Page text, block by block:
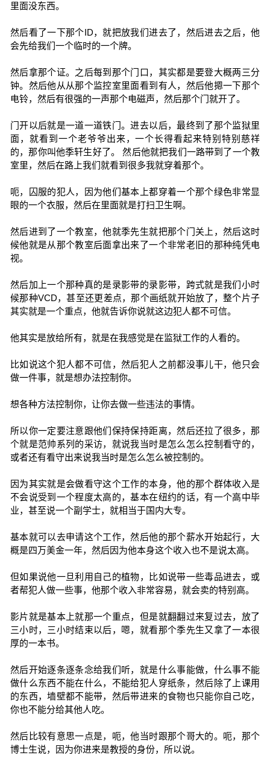
里面没东西。
然后看了一下那个ID，就把放我们进去了，然后进去之后，他
会先给我们一个临时的一个牌。
然后拿那个证。之后每到那个门口，其实都是要登大概两三分
钟。然后他从从那个监控室里面看到有人，然后他摁一下那个
电铃，然后有很强的一声那个电磁声，然后那个门就开了。
门开以后就是一道一道铁门。进去以后，最终到了那个监狱里
面，就看到一个老爷爷出来，一个长得看起来特别特别慈祥
的，那你叫他季轩生好了。 然后他就把我们一路带到了一个教
室里，然后在路上我们就看到很多我就穿着那个。
呃，囚服的犯人，因为他们基本上都穿着一个那个绿色非常显
眼的一个衣服，然后在里面就是打扫卫生啊。
然后进到了一个教室，他就季先生就把那个门关上，然后这时
候他就是从那个教室后面拿出来了一个非常老旧的那种纯凭电
视。
然后加上一个那种真的是录影带的录影带，跨式就是我们小时
候那种VCD，甚至还更差点，那个画纸就开始放了，整个片子
其实就是一个重点，他就告诉你说就这边犯人都不可信。
他其实是放给所有，就是在我感觉是在监狱工作的人看的。
比如说这个犯人都不可信，然后犯人之前都没事儿干，他只会
做一件事，就是想办法控制你。
想各种方法控制你，让你去做一些违法的事情。
所以你一定要注意跟他们保持保持距离，然后还拉了很多，那
个就是范帅系列的采访，就说我当时是怎么怎么控制看守的，
或者还有看守出来说我当时是怎么怎么被控制的。
因为其实就是会做看守这个工作的本身，他的那个群体收入是
不会说受到一个程度太高的，基本在纽约的话，有一个高中毕
业，甚至说一个副学士，就相当于国内大专。
基本就可以去申请这个工作，然后他的那个薪水开始起行，大
概是四万美金一年，然后因为他本身这个收入也不是说太高。
但如果说他一旦利用自己的植物，比如说带一些毒品进去，或
者帮犯人做一些事，他那个收入非常容易，就会卖的特别高。
影片就是基本上就那一个重点，但是就翻翻过来复过去，放了
三小时，三小时结束以后，嗯，就看那个季先生又拿了一本很
厚的一本书。
然后开始逐条逐条念给我们听，就是什么事能做，什么事不能
做什么东西不能在什么，不能给犯人穿纸条，然后除了上课用
的东西，墙壁都不能带，然后带进来的食物也只能你自己吃，
你也不能分给其他人吃。
然后比较有意思一点是，呃，他当时跟那个哥大的。呃，那个
博士生说，因为你进来是教授的身份，所以说。